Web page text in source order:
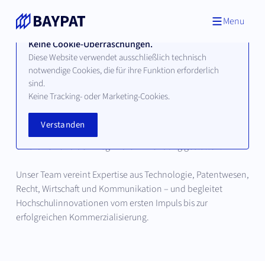
Keine Cookie-Überraschungen.
Diese Website verwendet ausschließlich technisch
notwendige Cookies, die für ihre Funktion erforderlich
sind.
Keine Tracking- oder Marketing-Cookies.
Verstanden
Menu
Unser Team
Hinter jeder erfolgreichen Innovation stehen Menschen, die
wissenschaftliches Potenzial erkennen, strategisch
einordnen und den Weg in die Anwendung gestalten.
Unser Team vereint Expertise aus Technologie, Patentwesen,
Recht, Wirtschaft und Kommunikation – und begleitet
Hochschulinnovationen vom ersten Impuls bis zur
erfolgreichen Kommerzialisierung.